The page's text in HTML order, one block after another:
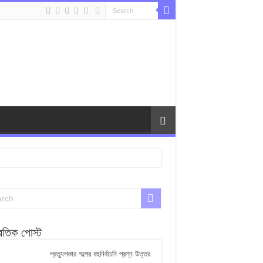
পোস্ট
প্রত্যুপকার গল্পের বহুনির্বাচনি প্রশ্ন উত্তর